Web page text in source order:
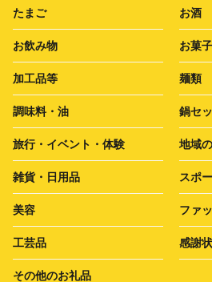
たまご お酒
お飲み物 お菓
加工品等 麺類
調味料・油 鍋セ
旅行・イベント・体験 地域
雑貨・日用品 スポ
美容 ファ
工芸品 感謝
その他のお礼品